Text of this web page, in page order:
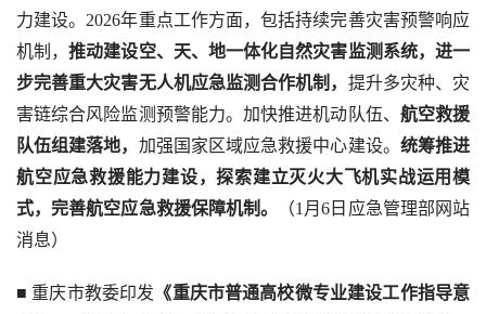
力建设。2026年重点工作方面，包括持续完善灾害预警响应
机制，推动建设空、天、地一体化自然灾害监测系统，进一
步完善重大灾害无人机应急监测合作机制， 提升多灾种、灾
害链综合风险监测预警能力。加快推进机动队伍、 航空救援
队伍组建落地， 加强国家区域应急救援中心建设。 统筹推进
航空应急救援能力建设，探索建立灭火大飞机实战运用模
式，完善航空应急救援保障机制。
（1月6日应急管理部网站
消息）
■ 重庆市教委印发 《重庆市普通高校微专业建设工作指导意